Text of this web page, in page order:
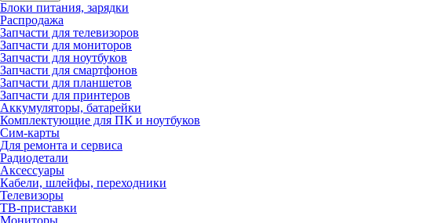
Блоки питания, зарядки
Распродажа
Запчасти для телевизоров
Запчасти для мониторов
Запчасти для ноутбуков
Запчасти для смартфонов
Запчасти для планшетов
Запчасти для принтеров
Аккумуляторы, батарейки
Комплектующие для ПК и ноутбуков
Сим-карты
Для ремонта и сервиса
Радиодетали
Аксессуары
Кабели, шлейфы, переходники
Телевизоры
ТВ-приставки
Мониторы